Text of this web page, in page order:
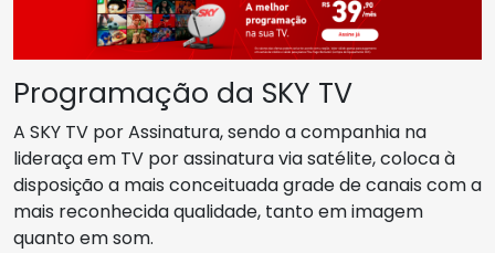
Programação da SKY TV
A SKY TV por Assinatura, sendo a companhia na
lideraça em TV por assinatura via satélite, coloca à
disposição a mais conceituada grade de canais com a
mais reconhecida qualidade, tanto em imagem
quanto em som.